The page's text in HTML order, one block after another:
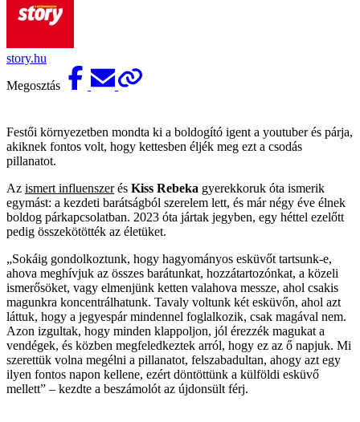
story.hu
Megosztás
Festői környezetben mondta ki a boldogító igent a youtuber és párja,
akiknek fontos volt, hogy kettesben éljék meg ezt a csodás
pillanatot.
Az ismert influenszerés Kiss Rebeka gyerekkoruk óta ismerik
egymást: a kezdeti barátságból szerelem lett, és már négy éve élnek
boldog párkapcsolatban. 2023 óta jártak jegyben, egy héttel ezelőtt
pedig összekötötték az életüket.
„Sokáig gondolkoztunk, hogy hagyományos esküvőt tartsunk-e,
ahova meghívjuk az összes barátunkat, hozzátartozónkat, a közeli
ismerősöket, vagy elmenjünk ketten valahova messze, ahol csakis
magunkra koncentrálhatunk. Tavaly voltunk két esküvőn, ahol azt
láttuk, hogy a jegyespár mindennel foglalkozik, csak magával nem.
Azon izgultak, hogy minden klappoljon, jól érezzék magukat a
vendégek, és közben megfeledkeztek arról, hogy ez az ő napjuk. Mi
szerettük volna megélni a pillanatot, felszabadultan, ahogy azt egy
ilyen fontos napon kellene, ezért döntöttünk a külföldi esküvő
mellett” – kezdte a beszámolót az újdonsült férj.